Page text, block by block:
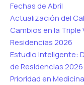
Fechas de Abril
Actualización del
Cambios en la Triple
Residencias 2026
Estudio Inteligente:
de Residencias
Prioridad en